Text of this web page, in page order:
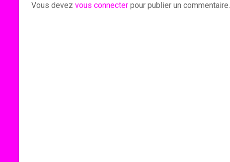
Vous devez vous connecter pour publier un commentaire.